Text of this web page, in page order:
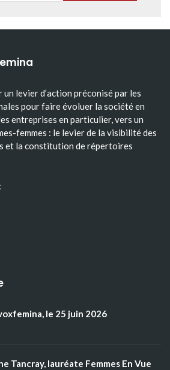
levier d’action préconisé par les
pour faire évoluer la société en
entreprises en particulier, vers un
femmes : le levier de la visibilité des
et la constitution de répertoires
le 25 juin 2026
Tancray, lauréate Femmes En Vue